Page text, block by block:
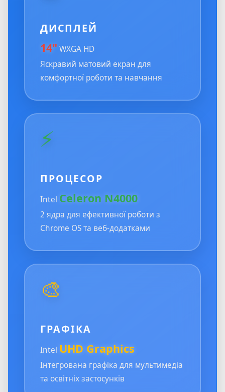
ДИСПЛЕЙ
14" WXGA HD
Яскравий матовий екран для
комфортної роботи та навчання
⚡
ПРОЦЕСОР
Intel Celeron N4000
2 ядра для ефективної роботи з
Chrome OS та веб-додатками
🎨
ГРАФІКА
Intel UHD Graphics
Інтегрована графіка для мультимедіа
та освітніх застосунків